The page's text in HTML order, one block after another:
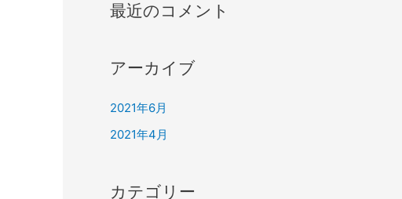
最近のコメント
アーカイブ
2021年6月
2021年4月
カテゴリー